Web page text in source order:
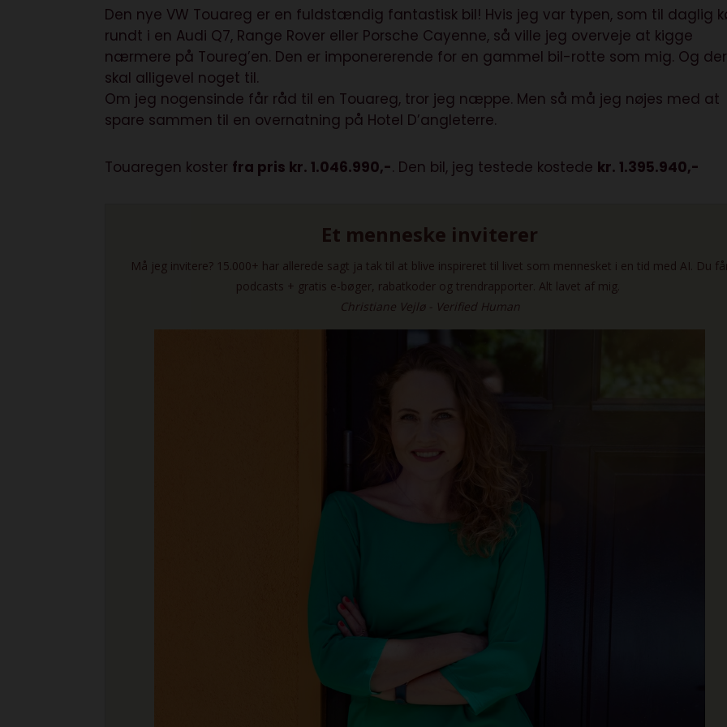
Den nye VW Touareg er en fuldstændig fantastisk bil! Hvis jeg var typen, som til daglig
rundt i en Audi Q7, Range Rover eller Porsche Cayenne, så ville jeg overveje at kigge
nærmere på Toureg’en. Den er imponererende for en gammel bil-rotte som mig. Og der
skal alligevel noget til.
Om jeg nogensinde får råd til en Touareg, tror jeg næppe. Men så må jeg nøjes med at
spare sammen til en overnatning på Hotel D’angleterre.
Touaregen koster fra pris kr. 1.046.990,-. Den bil, jeg testede kostede kr. 1.395.940,-